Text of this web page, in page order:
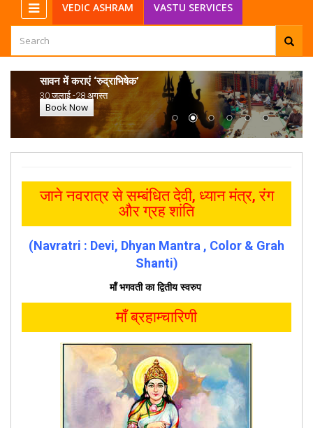
VEDIC ASHRAM VASTU SERVICES
सावन में कराएं ‘रुद्राभिषेक’
30 जुलाई -28 अगस्त
Book Now
जाने नवरात्र से सम्बंधित देवी, ध्यान मंत्र, रंग
और ग्रह शांति
(Navratri : Devi, Dhyan Mantra , Color & Grah
Shanti)
माँ भगवती का द्वितीय स्वरुप
माँ ब्रहाम्चारिणी